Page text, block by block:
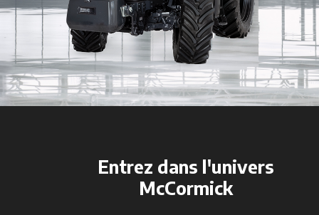
Entrez dans l'univers
McCormick